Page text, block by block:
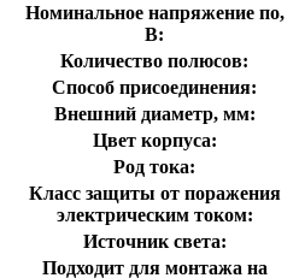
Номинальное напряжение по,
В:
Количество полюсов:
Способ присоединения:
Внешний диаметр, мм:
Цвет корпуса:
Род тока:
Класс защиты от поражения
электрическим током:
Источник света:
Подходит для монтажа на